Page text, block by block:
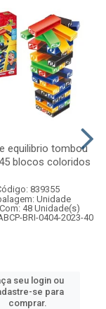
equilibrio tombou
blocos coloridos
839355
Unidade
48 Unidade(s)
BRI-0404-2023-40
seu login ou
se para
comprar.